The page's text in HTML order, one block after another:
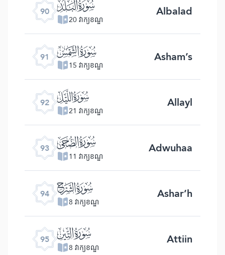
90 ﰇ
20 វាក្យខណ្ឌ Albalad
91 ﰈ
15 វាក្យខណ្ឌ Asham’s
92 ﰉ
21 វាក្យខណ្ឌ Allayl
93 ﰊ
11 វាក្យខណ្ឌ Adwuhaa
94 ﰋ
8 វាក្យខណ្ឌ Ashar’h
95 ﰌ
8 វាក្យខណ្ឌ Attiin